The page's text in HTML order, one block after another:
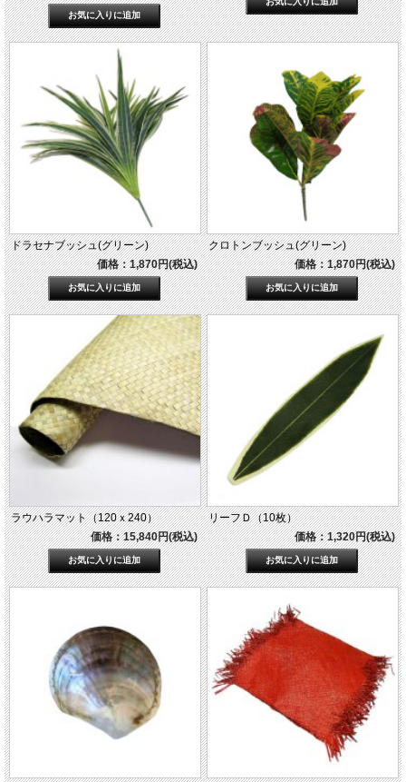
ドラセナブッシュ(グリーン)
価格：1,870円(税込)
クロトンブッシュ(グリーン)
価格：1,870円(税込)
ラウハラマット（120ｘ240）
価格：15,840円(税込)
リーフＤ（10枚）
価格：1,320円(税込)